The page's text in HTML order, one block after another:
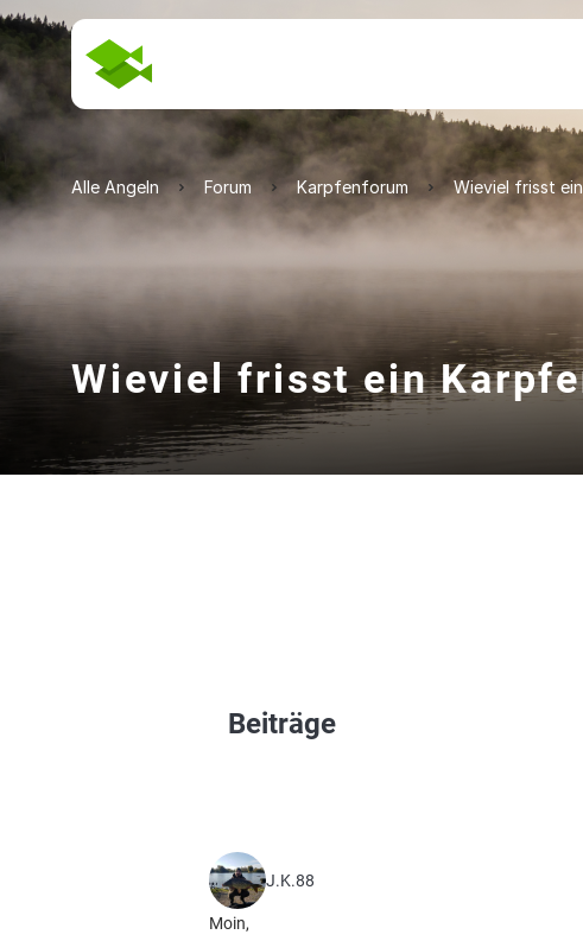
Alle Angeln Forum Karpfenforum Wieviel frisst
Wieviel frisst ein
Beiträge
J.K.88
Moin,